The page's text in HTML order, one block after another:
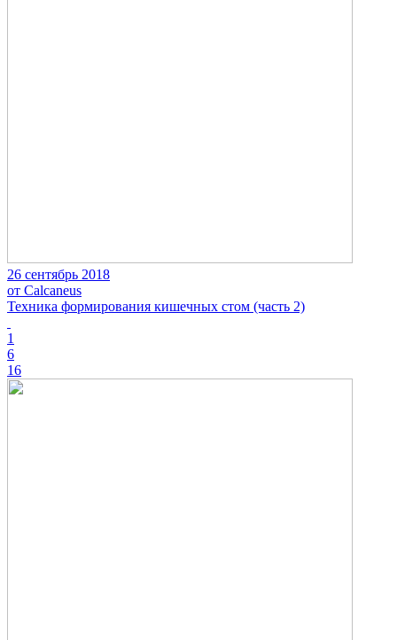
26 сентябрь 2018
от Calcaneus
Техника формирования кишечных стом (часть 2)
1
6
16